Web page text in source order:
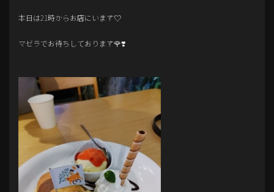
本日は21時からお店にいます♡
マゼラでお待ちしております🌹❣️